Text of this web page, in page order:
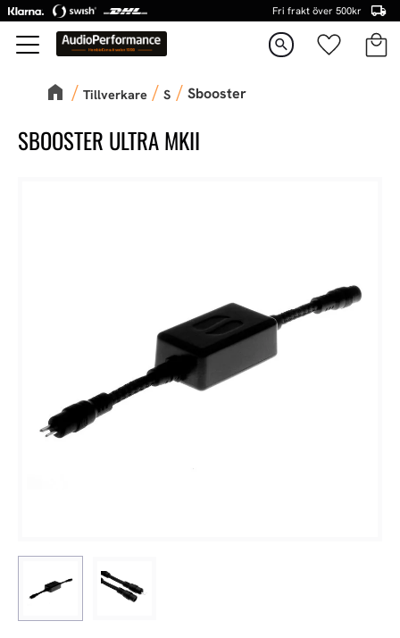
Meny
Fri frakt över 500kr
search Favoriter
Tillverkare S Sbooster
SBOOSTER ULTRA MKII